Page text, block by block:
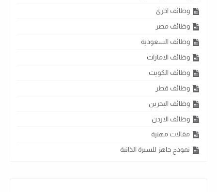
وظائف اخرى
وظائف مصر
وظائف السعودية
وظائف الامارات
وظائف الكويت
وظائف قطر
وظائف البحرين
وظائف الاردن
مقالات مهنية
نموذج جاهز للسيرة الذاتية